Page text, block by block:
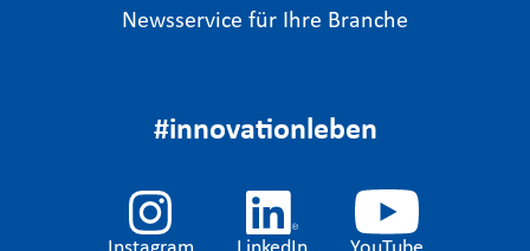
Newsservice für Ihre Branche
#innovationleben